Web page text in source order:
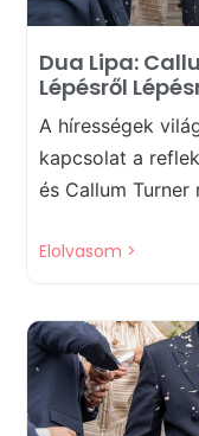
Dua Lipa:
Lépésről
A hírességek
kapcsolat a
és Callum Turner
Elolvasom >